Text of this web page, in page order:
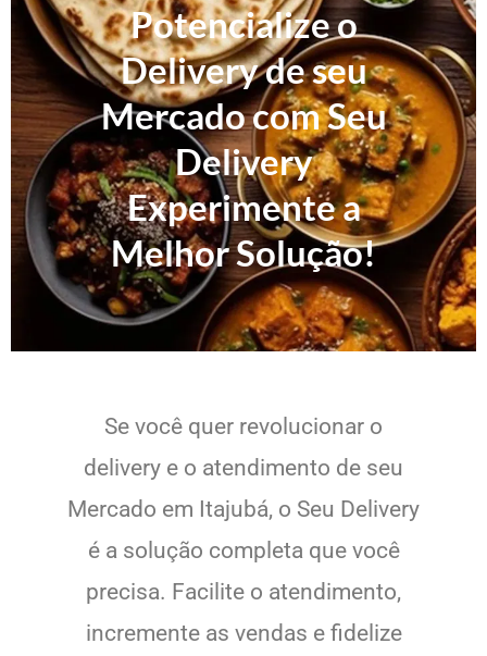
Potencialize o
Delivery de seu
Mercado com Seu
Delivery
Experimente a
Melhor Solução!
Se você quer revolucionar o
delivery e o atendimento de seu
Mercado em Itajubá, o Seu Delivery
é a solução completa que você
precisa. Facilite o atendimento,
incremente as vendas e fidelize